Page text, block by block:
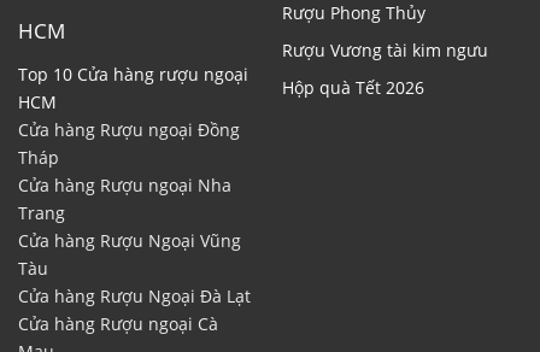
HCM
Top 10 Cửa hàng rượu ngoại
HCM
Cửa hàng Rượu ngoại Đồng
Tháp
Cửa hàng Rượu ngoại Nha
Trang
Cửa hàng Rượu Ngoại Vũng
Tàu
Cửa hàng Rượu Ngoại Đà Lạt
Cửa hàng Rượu ngoại Cà
Rượu Phong Thủy
Rượu Vương tài kim ngưu
Hộp quà Tết 2026